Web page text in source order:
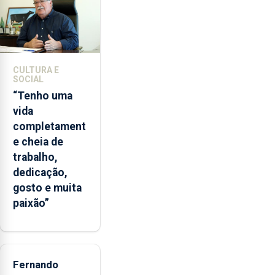
2022
e
2026.
A
das
Flores
apresenta
um
“decréscimo
significativo”
da
CPUE
entre
2022
CULTURA E
SOCIAL
“Tenho uma
vida
completament
e cheia de
trabalho,
dedicação,
gosto e muita
paixão”
Fernando